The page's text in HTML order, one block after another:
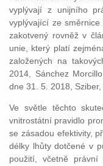
vyplývají z unijního
vyplývající ze
zakotvený rovněž v
unie, který platí
založených na
2014, Sánchez
dne 31. 5. 2018, Sziber,
Ve světle těchto
vnitrostátní pravidlo
se zásadou efektivity,
délky lhůty dotčené v
použití, včetně právní